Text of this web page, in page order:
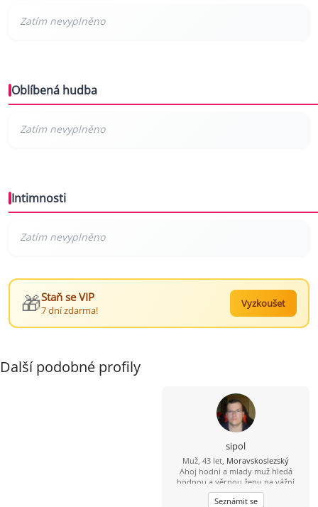
Oblíbená hudba
Intimnosti
🎁Staň se VIP
7 dní zdarma!
Vyzkoušet
Další podobné profily
sipol
Muž, 43 let, Moravskoslezský
Ahoj hodni a mlady muž hledá
hodnou a věrnou ženu na vážní
seznámení lásku .
Seznámit se